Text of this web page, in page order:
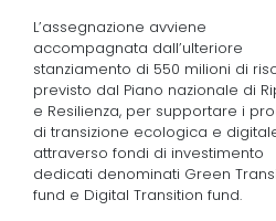
L’assegnazione avviene
accompagnata dall’ulteriore
stanziamento di 550 milioni di
previsto dal Piano nazionale di
e Resilienza, per supportare i
di transizione ecologica e
attraverso fondi di investimento
dedicati denominati Green
fund e Digital Transition fund.